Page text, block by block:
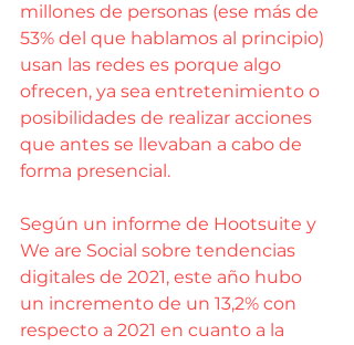
millones de personas (ese más de
53% del que hablamos al principio)
usan las redes es porque algo
ofrecen, ya sea entretenimiento o
posibilidades de realizar acciones
que antes se llevaban a cabo de
forma presencial.
Según un informe de Hootsuite y
We are Social sobre tendencias
digitales de 2021, este año hubo
un incremento de un 13,2% con
respecto a 2021 en cuanto a la